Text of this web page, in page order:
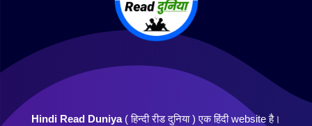
Hindi Read Duniya( हिन्दी रीड दुनिया ) एक हिंदी website है।